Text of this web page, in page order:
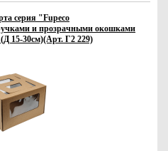
серия "Fupeco
и прозрачными окошками
15-30см)(Арт. Г2 229)